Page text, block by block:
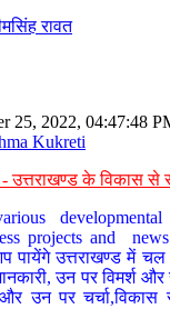
रावत
25, 2022, 04:47:48
Kukreti
उत्तराखण्ड के विकास से
developmental
projects and
पायेंगे उत्तराखण्ड में चल
उन पर विमर्श
और उन पर